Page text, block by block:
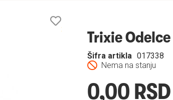
želja
Trixie
Nema na stanju
Šifra artikla 017338
0,00 RSD